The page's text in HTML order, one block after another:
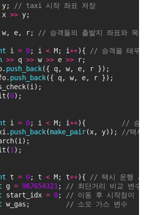
y;
// taxi 시작 좌표 저장
x >> y;
w, e, r; // 승객들의 출발지 좌표와 목적
i = 0; i < M; i++){
// 승객을 태우고
>> q >> w >> e >> r;
push_back({ q, w, e, r });
push_back({ q, w, e, r });
0);
i = 0; i < M; i++){
// 승객
push_back(make_pair(x, y));
//택시
1 );
t = 0; t < M; t++){
// 택시 운행 시
g = 987654321 ;
// 최단거리 비교 변수
start_idx = 0;
// 이동 후 시작점이 될
w_gas; // 소모 가스 변수